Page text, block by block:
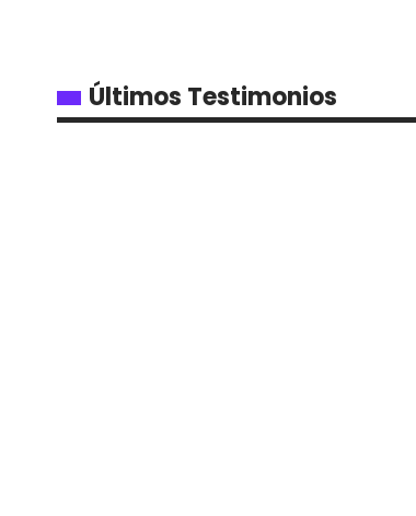
Últimos Testimonios